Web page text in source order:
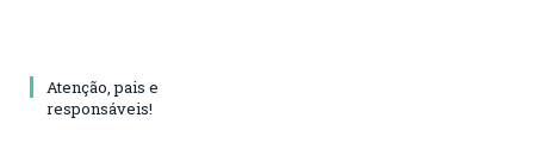
Atenção, pais e
responsáveis!